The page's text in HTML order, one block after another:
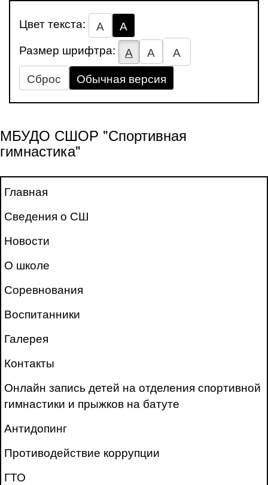
Цвет текста: А
А
Размер шрифтра:
А А
А
Сброс
Обычная версия
МБУДО СШОР "Спортивная
гимнастика"
Главная
Сведения о СШ
Новости
О школе
Соревнования
Воспитанники
Галерея
Контакты
Онлайн запись детей на отделения спортивной
гимнастики и прыжков на батуте
Антидопинг
Противодействие коррупции
ГТО